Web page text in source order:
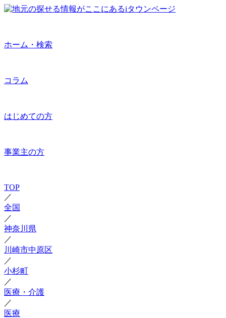
ホーム・検索
コラム
はじめての方
事業主の方
TOP
／
全国
／
神奈川県
／
川崎市中原区
／
小杉町
／
医療・介護
／
医療